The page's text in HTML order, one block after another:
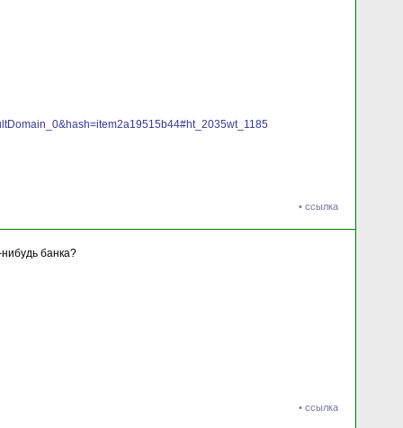
• ссылка
банка?
• ссылка